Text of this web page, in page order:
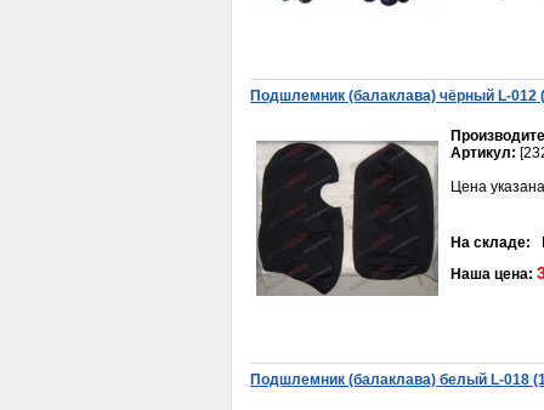
Подшлемник (бaлaклaвa) чёрный L-012
Артикул:
Цена
На складе:
Наша цена:
Подшлемник (балаклава) белый L-018